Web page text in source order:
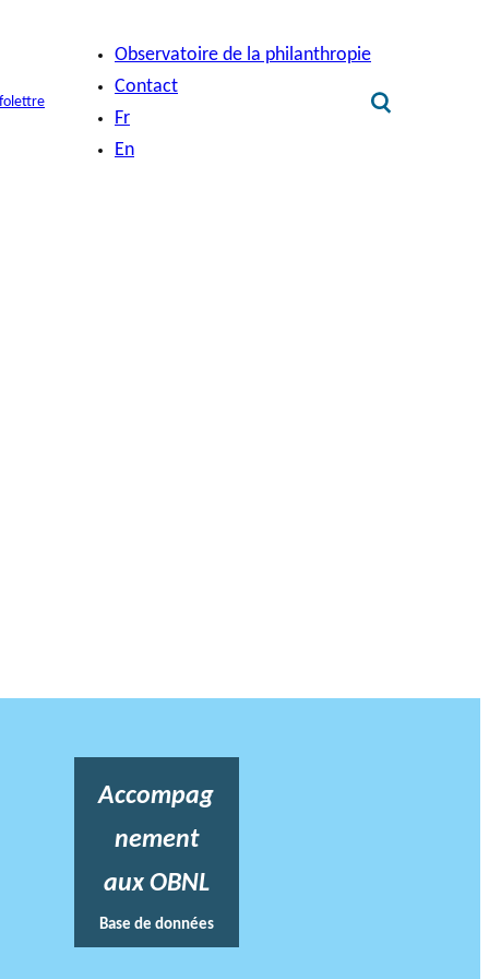
Observatoire de la philanthropie
Contact
Fr
En
Accompag
nement
aux OBNL
Base de données